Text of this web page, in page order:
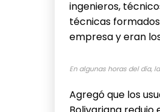
ingenieros,
técnicas
empresa y eran
En algunas horas del día,
Agregó que los